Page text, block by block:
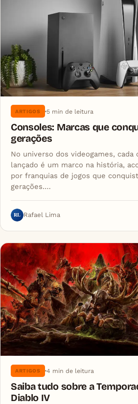
ARTIGOS 5 min de leitura
Consoles: Marcas que
gerações
No universo dos videogames, cada
lançado é um marco na história,
por franquias de jogos que
gerações.…
RL Rafael Lima
ARTIGOS 4 min de leitura
Saiba tudo sobre a
Diablo IV